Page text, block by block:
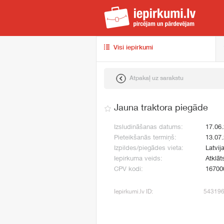
Visi iepirkumi
Atpakaļ uz sarakstu
Jauna traktora piegāde
Izsludināšanas datums:
Pieteikšanās termiņš:
Izpildes/piegādes vieta:
Iepirkuma veids:
CPV kodi:
Iepirkumi.lv ID: